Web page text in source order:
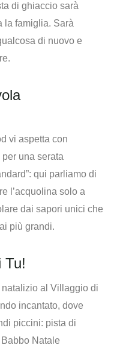
di ghiaccio sarà
la famiglia. Sarà
di nuovo e
vi aspetta con
una serata
qui parliamo di
l’acquolina solo a
dai sapori unici che
più grandi.
Tu!